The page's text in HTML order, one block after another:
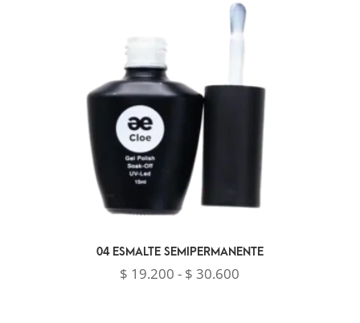
hasta
$ 30.600
04 ESMALTE SEMIPERMANENTE
$ 19.200 - $ 30.600